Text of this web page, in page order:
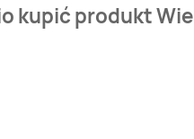
od 15 zł do 29,99 zł.
kupić produkt